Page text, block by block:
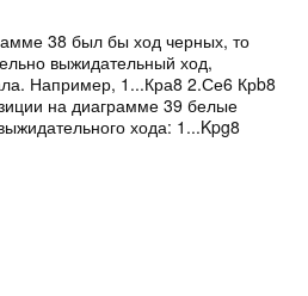
38 был бы ход черных, то
выжидательный ход,
Например, 1...Кра8 2.Се6 Крb8
надиаграмме 39 белые
хода: 1...Kpg8